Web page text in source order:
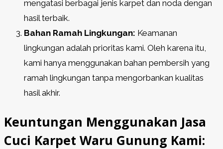
mengatasi berbagai jenis karpet dan noda dengan
hasil terbaik.
Bahan Ramah Lingkungan: Keamanan
lingkungan adalah prioritas kami. Oleh karena itu,
kami hanya menggunakan bahan pembersih yang
ramah lingkungan tanpa mengorbankan kualitas
hasil akhir.
Keuntungan Menggunakan Jasa
Cuci Karpet Waru Gunung Kami: